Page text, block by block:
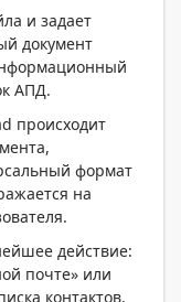
и задает
документ
АПД.
происходит
формат
на
действие:
почте» или
контактов.